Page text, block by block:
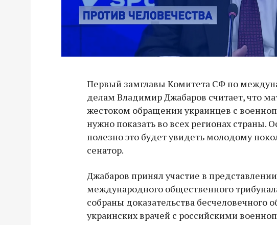
Первый замглавы Комитета СФ по
делам Владимир Джабаров считает, что
жестоком обращении украинцев с
нужно показать во всех регионах страны.
полезно это будет увидеть молодому
сенатор.
Джабаров принял участие в
международного общественного
собраны доказательства бесчеловечного
украинских врачей с российскими